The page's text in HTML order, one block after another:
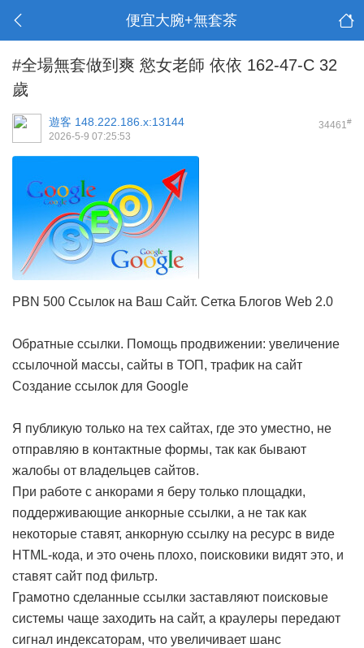
便宜大腕+無套茶
#全場無套做到爽 慾女老師 依依 162-47-C 32
歲
34461#
遊客 148.222.186.x:13144
2026-5-9 07:25:53
PBN 500 Ссылок на Ваш Сайт. Сетка Блогов Web 2.0
Обратные ссылки. Помощь продвижении: увеличение
ссылочной массы, сайты в ТОП, трафик на сайт
Создание ссылок для Google
Я публикую только на тех сайтах, где это уместно, не
отправляю в контактные формы, так как бывают
жалобы от владельцев сайтов.
При работе с анкорами я беру только площадки,
поддерживающие анкорные ссылки, а не так как
некоторые ставят, анкорную ссылку на ресурс в виде
HTML-кода, и это очень плохо, поисковики видят это, и
ставят сайт под фильтр.
Грамотно сделанные ссылки заставляют поисковые
системы чаще заходить на сайт, а краулеры передают
сигнал индексаторам, что увеличивает шанс